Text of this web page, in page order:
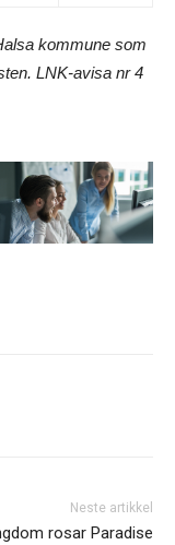
kommune som
LNK-avisa nr 4
Neste artikkel
rosar Paradise